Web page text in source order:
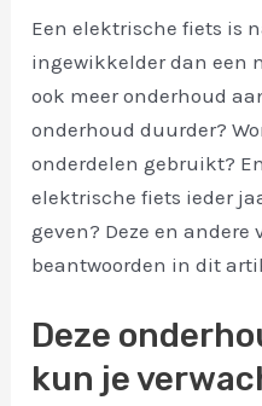
Een elektrische fiets is
ingewikkelder dan een
ook meer onderhoud
onderhoud duurder?
onderdelen gebruikt?
elektrische fiets ieder
geven? Deze en andere
beantwoorden in dit
Deze
kun je